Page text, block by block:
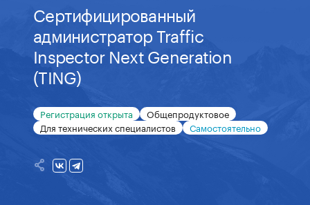
Сертифицированный
администратор Traffic
Inspector Next Generation
(TING)
Регистрация открыта
Общепродуктовое
Для технических специалистов
Самостоятельно